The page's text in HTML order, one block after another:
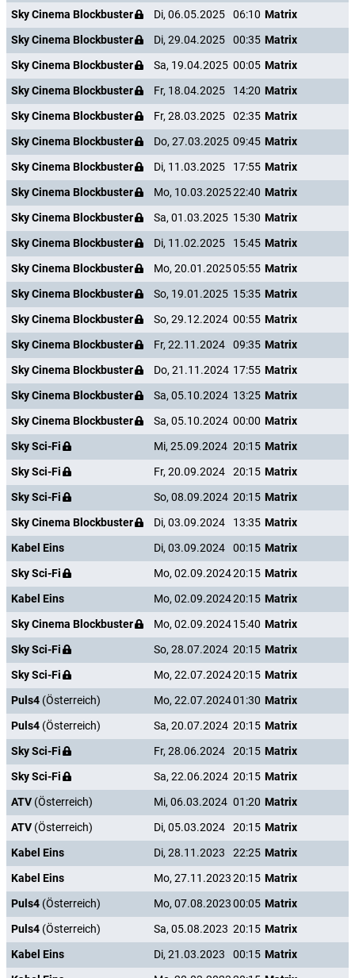
Sky Cinema Blockbuster Di, 06.05.2025 06:10 Matrix
Sky Cinema Blockbuster
Di, 29.04.2025 00:35 Matrix
Sky Cinema Blockbuster
Sa, 19.04.2025 00:05 Matrix
Sky Cinema Blockbuster
Fr, 18.04.2025 14:20 Matrix
Sky Cinema Blockbuster
Fr, 28.03.2025 02:35 Matrix
Sky Cinema Blockbuster
Do, 27.03.2025 09:45 Matrix
Sky Cinema Blockbuster
Di, 11.03.2025 17:55 Matrix
Sky Cinema Blockbuster
Mo, 10.03.202522:40 Matrix
Sky Cinema Blockbuster
Sa, 01.03.2025 15:30 Matrix
Sky Cinema Blockbuster
Di, 11.02.2025 15:45 Matrix
Sky Cinema Blockbuster
Mo, 20.01.202505:55 Matrix
Sky Cinema Blockbuster
So, 19.01.2025 15:35 Matrix
Sky Cinema Blockbuster
So, 29.12.2024 00:55 Matrix
Sky Cinema Blockbuster
Fr, 22.11.2024 09:35 Matrix
Sky Cinema Blockbuster
Do, 21.11.2024 17:55 Matrix
Sky Cinema Blockbuster
Sa, 05.10.2024 13:25 Matrix
Sky Cinema Blockbuster
Sa, 05.10.2024 00:00 Matrix
Sky Sci-Fi
Mi, 25.09.2024 20:15 Matrix
Sky Sci-Fi
Fr, 20.09.2024 20:15 Matrix
Sky Sci-Fi
So, 08.09.2024 20:15 Matrix
Sky Cinema Blockbuster
Di, 03.09.2024 13:35 Matrix
Kabel Eins
Di, 03.09.2024 00:15 Matrix
Sky Sci-Fi
Mo, 02.09.202420:15 Matrix
Kabel Eins
Mo, 02.09.202420:15 Matrix
Sky Cinema Blockbuster
Mo, 02.09.202415:40 Matrix
Sky Sci-Fi
So, 28.07.2024 20:15 Matrix
Sky Sci-Fi
Mo, 22.07.202420:15 Matrix
Puls4 (Österreich) Mo, 22.07.202401:30 Matrix
Puls4 (Österreich) Sa, 20.07.2024 20:15 Matrix
Sky Sci-Fi
Fr, 28.06.2024 20:15 Matrix
Sky Sci-Fi
Sa, 22.06.2024 20:15 Matrix
ATV (Österreich) Mi, 06.03.2024 01:20 Matrix
ATV (Österreich) Di, 05.03.2024 20:15 Matrix
Kabel Eins
Di, 28.11.2023 22:25 Matrix
Kabel Eins
Mo, 27.11.202320:15 Matrix
Puls4 (Österreich) Mo, 07.08.202300:05 Matrix
Puls4 (Österreich) Sa, 05.08.2023 20:15 Matrix
Kabel Eins
Di, 21.03.2023 00:15 Matrix